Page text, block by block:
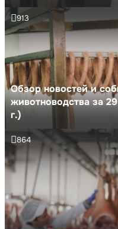
Обзор новостей и
животноводства за
г.)
913
864